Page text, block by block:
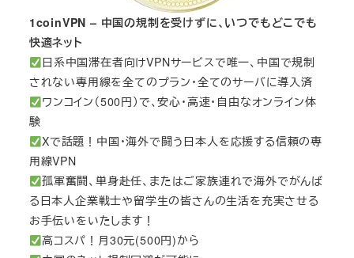
1coinVPN – 中国の規制を受けずに、いつでもどこでも
快適ネット
日系中国滞在者向けVPNサービスで唯一、中国で規制
されない専用線を全てのプラン・全てのサーバに導入済
ワンコイン（500円）で、安心・高速・自由なオンライン体
験
Xで話題！中国・海外で闘う日本人を応援する信頼の専
用線VPN
孤軍奮闘、単身赴任、またはご家族連れで海外でがんば
る日本人企業戦士や留学生の皆さんの生活を充実させる
お手伝いをいたします！
高コスパ！月30元(500円)から